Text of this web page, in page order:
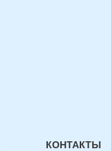
КОНТАКТЫ